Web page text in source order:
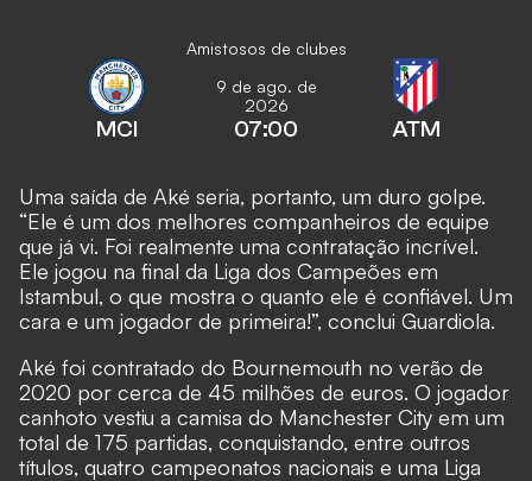
Amistosos de clubes
MCI
9 de ago. de
2026
07:00 ATM
Uma saída de Aké seria, portanto, um duro golpe.
“Ele é um dos melhores companheiros de equipe
que já vi. Foi realmente uma contratação incrível.
Ele jogou na final da Liga dos Campeões em
Istambul, o que mostra o quanto ele é confiável. Um
cara e um jogador de primeira!”, conclui Guardiola.
Aké foi contratado do Bournemouth no verão de
2020 por cerca de 45 milhões de euros. O jogador
canhoto vestiu a camisa do Manchester City em um
total de 175 partidas, conquistando, entre outros
títulos, quatro campeonatos nacionais e uma Liga